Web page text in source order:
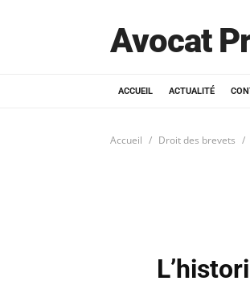
Avocat
ACCUEIL ACTUALITÉ
Accueil Droit des brevets